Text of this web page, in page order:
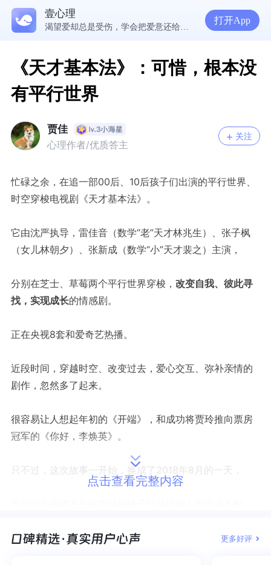
壹心理
打开App
《天才基本法》：可惜，根本没
有平行世界
贾佳
心理作者/优质答主
关注
忙碌之余，在追一部00后、10后孩子们出演的平行世界、
时空穿梭电视剧《天才基本法》。
它由沈严执导，雷佳音（数学“老”天才林兆生）、张子枫
（女儿林朝夕）、张新成（数学“小”天才裴之）主演，
分别在芝士、草莓两个平行世界穿梭， 改变自我、彼此寻
找，实现成长的情感剧。
正在央视8套和爱奇艺热播。
近段时间，穿越时空、改变过去，爱心交互、弥补亲情的
剧作，忽然多了起来。
很容易让人想起年初的《开端》，和成功将贾玲推向票房
冠军的《你好，李焕英》。
只不过，这次故事一开始，换成了2018年8月的一天，
女儿林朝夕正准备全身心照顾爸爸，却在自家门口与现在
点击查看完整内容
更多好评